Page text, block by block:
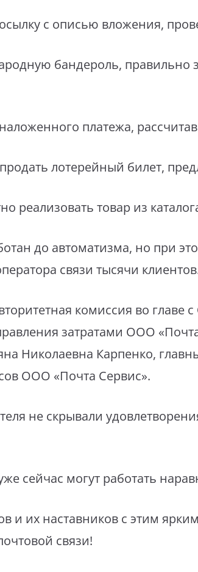
с описью вложения,
бандероль, правильно
платежа,
лотерейный билет,
реализовать товар из
до автоматизма, но при
связи тысячи
комиссия во главе
затратами ООО
Николаевна Карпенко,
ООО «Почта Сервис».
не скрывали
сейчас могут работать
и их наставников с этим
связи!